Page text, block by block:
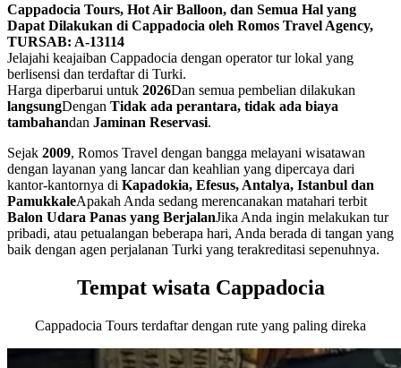
Cappadocia Tours, Hot Air Balloon, dan Semua Hal yang
Dapat Dilakukan di Cappadocia oleh Romos Travel Agency,
TURSAB: A-13114
Jelajahi keajaiban Cappadocia dengan operator tur lokal yang
berlisensi dan terdaftar di Turki.
Harga diperbarui untuk 2026Dan semua pembelian dilakukan
langsungDengan Tidak ada perantara, tidak ada biaya
tambahandan Jaminan Reservasi.
Sejak 2009, Romos Travel dengan bangga melayani wisatawan
dengan layanan yang lancar dan keahlian yang dipercaya dari
kantor-kantornya di Kapadokia, Efesus, Antalya, Istanbul dan
PamukkaleApakah Anda sedang merencanakan matahari terbit
Balon Udara Panas yang BerjalanJika Anda ingin melakukan tur
pribadi, atau petualangan beberapa hari, Anda berada di tangan yang
baik dengan agen perjalanan Turki yang terakreditasi sepenuhnya.
Tempat wisata Cappadocia
Cappadocia Tours terdaftar dengan rute yang paling direka